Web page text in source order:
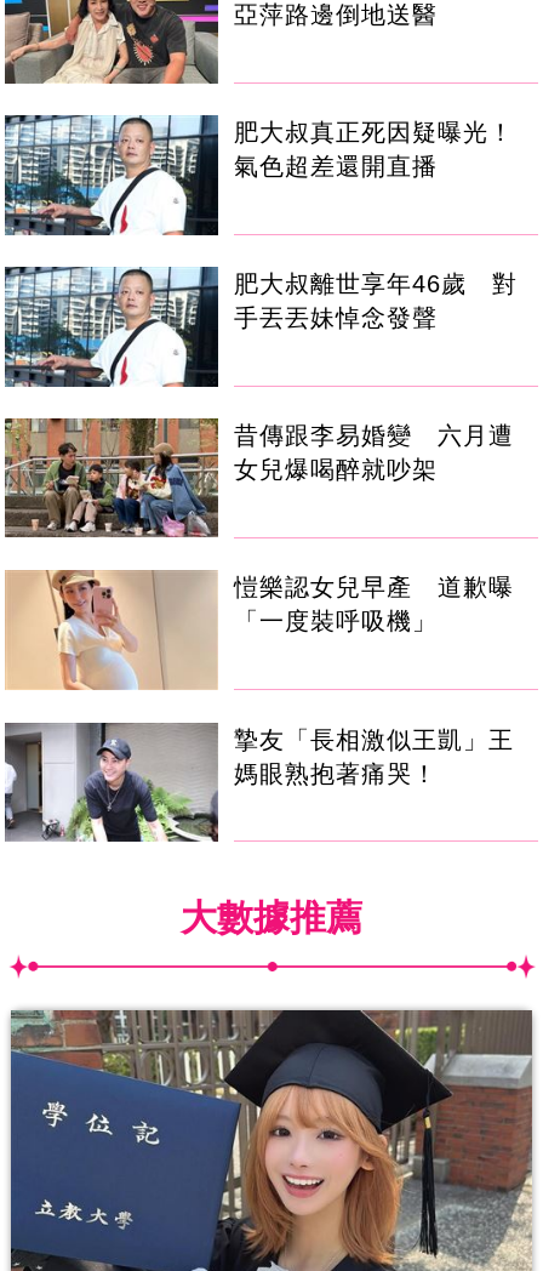
亞萍路邊倒地送醫
肥大叔真正死因疑曝光！
氣色超差還開直播
肥大叔離世享年46歲 對
手丟丟妹悼念發聲
昔傳跟李易婚變 六月遭
女兒爆喝醉就吵架
愷樂認女兒早產 道歉曝
「一度裝呼吸機」
摯友「長相激似王凱」王
媽眼熟抱著痛哭！
大數據推薦